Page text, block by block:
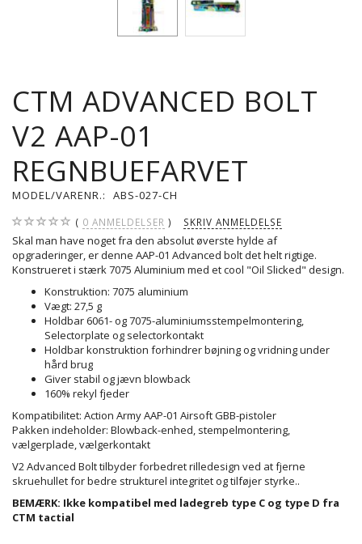
CTM ADVANCED BOLT
V2 AAP-01
REGNBUEFARVET
MODEL/VARENR.: ABS-027-CH
0 ANMELDELSER SKRIV ANMELDELSE
Skal man have noget fra den absolut øverste hylde af
opgraderinger, er denne AAP-01 Advanced bolt det helt rigtige.
Konstrueret i stærk 7075 Aluminium med et cool "Oil Slicked" design.
Konstruktion: 7075 aluminium
Vægt: 27,5 g
Holdbar 6061- og 7075-aluminiumsstempelmontering,
Selectorplate og selectorkontakt
Holdbar konstruktion forhindrer bøjning og vridning under
hård brug
Giver stabil og jævn blowback
160% rekyl fjeder
Kompatibilitet: Action Army AAP-01 Airsoft GBB-pistoler
Pakken indeholder: Blowback-enhed, stempelmontering,
vælgerplade, vælgerkontakt
V2 Advanced Bolt tilbyder forbedret rilledesign ved at fjerne
skruehullet for bedre strukturel integritet og tilføjer styrke..
BEMÆRK: Ikke kompatibel med ladegreb type C og type D fra
CTM tactial